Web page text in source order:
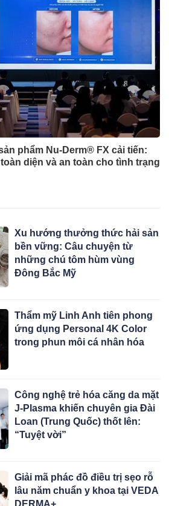
phẩm Nu-Derm® FX cải tiến:
diện và an toàn cho tình trạng
Xu hướng thưởng thức hải sản
bền vững: Câu chuyện từ
những chú tôm hùm vùng
Đông Bắc Mỹ
Thẩm mỹ Linh Anh tiên phong
ứng dụng Personal 4K Color
trong phun môi cá nhân hóa
Công nghệ trẻ hóa căng da mặt
J-Plasma khiến chuyên gia Đài
Loan (Trung Quốc) thốt lên:
“Tuyệt vời”
Giải mã phác đồ điều trị sẹo rỗ
lâu năm chuẩn y khoa tại VEDA
DERMA+